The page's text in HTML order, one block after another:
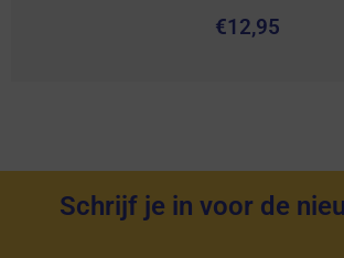
€12,95
Schrijf je in voor de